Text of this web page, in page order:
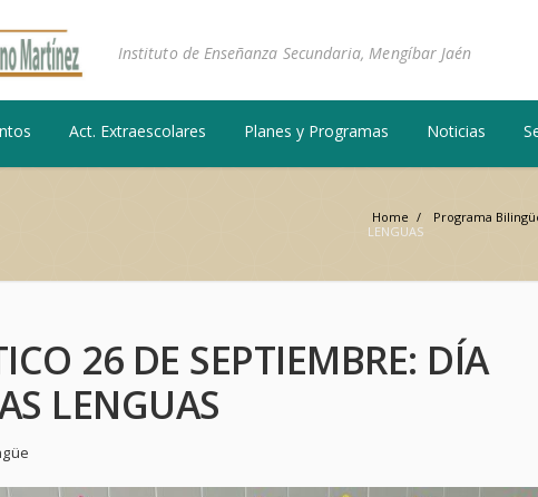
Instituto de Enseñanza Secundaria, Mengíbar Jaén
Act. Extraescolares Planes y Programas Noticias
Home / Programa
LENGUAS
26 DE SEPTIEMBRE: DÍA
LENGUAS